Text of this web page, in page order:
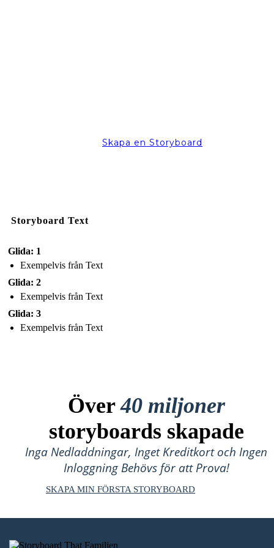
Skapa en Storyboard
Storyboard Text
Glida: 1
Exempelvis från Text
Glida: 2
Exempelvis från Text
Glida: 3
Exempelvis från Text
Över40 miljoner
storyboards skapade
Inga Nedladdningar, Inget Kreditkort och Ingen
Inloggning Behövs för att Prova!
SKAPA MIN FÖRSTA STORYBOARD